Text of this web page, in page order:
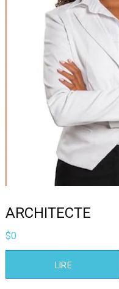
ARCHITECTE
$0
LIRE